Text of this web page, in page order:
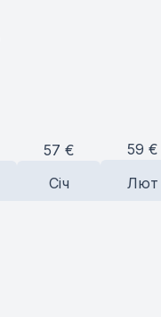
57 €
Січ
59 €
Лют